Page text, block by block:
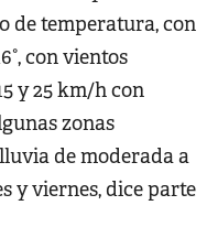
de temperatura, con
con vientos
y 25 km/h con
zonas
de moderada a
y viernes, dice parte